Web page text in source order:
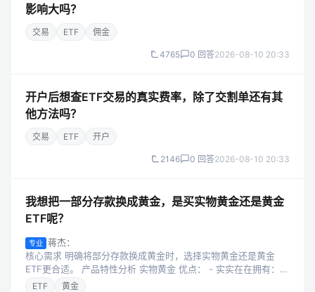
影响大吗？
交易 ETF 佣金
4765 0 回答2026-08-10 20:33
开户后想查ETF交易的真实费率，除了交割单还有其
他方法吗？
交易 ETF 开户
2146 0 回答2026-08-10 20:33
我想把一部分存款换成黄金，是买实物黄金还是黄金
ETF呢？
专业
蒋杰：
核心需求 明确将部分存款换成黄金时，选择实物黄金还是黄金
ETF更合适。 产品特性分析 实物黄金 优点： - 实实在在拥有：能
拿在手里，有很强的实物感，让人心里踏实。 - 可用于收藏或装
ETF 黄金